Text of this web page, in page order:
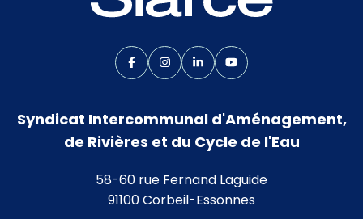
Lien vers le compte Facebook
Lien vers le compte Instagram
Lien vers le compte Linkedin
Lien vers la chaîne
Syndicat Intercommunal d'Aménagement,
de Rivières et du Cycle de l'Eau
58-60 rue Fernand Laguide
91100 Corbeil-Essonnes